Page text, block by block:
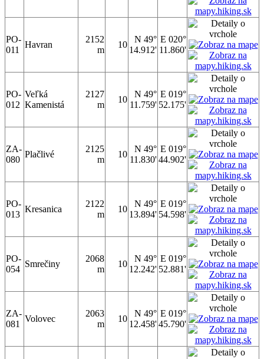
PO-
011
Havran
2152
m
10
N 49°
14.912'
E 020°
11.860'
PO-
012
Veľká
Kamenistá
2127
m
10
N 49°
11.759'
E 019°
52.175'
ZA-
080
Plačlivé
2125
m
10
N 49°
11.830'
E 019°
44.902'
PO-
013
Kresanica
2122
m
10
N 49°
13.894'
E 019°
54.598'
PO-
054
Smrečiny
2068
m
10
N 49°
12.242'
E 019°
52.881'
ZA-
081
Volovec
2063
m
10
N 49°
12.458'
E 019°
45.790'